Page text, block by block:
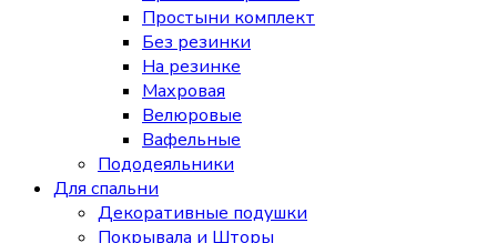
Простыни комплект
Без резинки
На резинке
Махровая
Велюровые
Вафельные
Пододеяльники
Для спальни
Декоративные подушки
Покрывала и Шторы